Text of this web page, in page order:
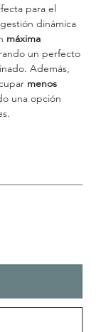
para el
dinámica
máxima
un perfecto
Además,
menos
una opción